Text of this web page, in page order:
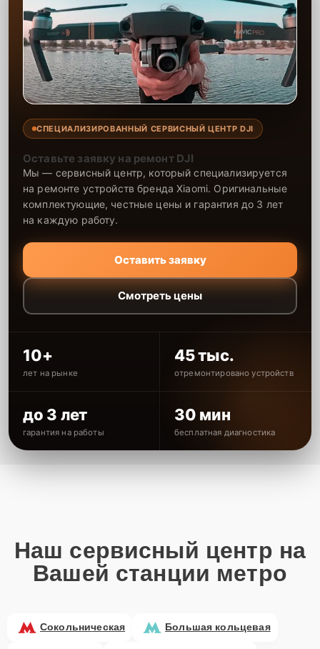
СПЕЦИАЛИЗИРОВАННЫЙ СЕРВИСНЫЙ ЦЕНТР DJI
Оставьте заявку на ремонт DJI
Мы — сервисный центр, который специализируется
на ремонте устройств бренда Xiaomi. Оригинальные
комплектующие, честные цены и гарантия до 3 лет
на каждую работу.
Оставить заявку
Смотреть цены
10+
лет на рынке
45 тыс.
отремонтировано устройств
до 3 лет
гарантия на работы
30 мин
бесплатная диагностика
Наш сервисный центр на
Вашей станции метро
Сокольническая Большая кольцевая